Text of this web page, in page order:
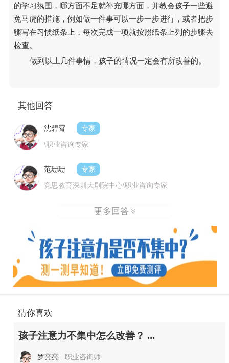
的学习氛围，哪方面不足就补充哪方面，并教会孩子一些避
免马虎的措施，例如做一件事可以一步一步进行，或者把步
骤写在习惯纸条上，每次完成一项就按照纸条上列的步骤去
检查。
做到以上几件事情，孩子的情况一定会有所改善的。
其他回答
沈碧霄
专家
\职业咨询专家
范珊珊
专家
竞思教育深圳大剧院中心\职业咨询专家
更多回答
猜你喜欢
孩子注意力不集中怎么改善？ ...
罗亮亮 职业咨询师